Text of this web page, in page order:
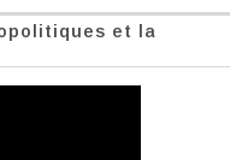
et la